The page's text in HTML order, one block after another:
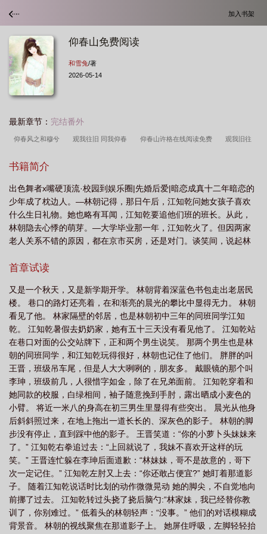
加入书架
仰春山免费阅读
和雪兔/著
2026-05-14
最新章节： 完结番外
仰春风之和穆兮 观我往旧 同我仰春 仰春山许格在线阅读免费 观我旧往
古言 仰春
剧免费 仰春什么意思 仰春 和雪兔 听百鸟之鸣悲什么意思 观我就往同
我仰春 仰春山漫剧 仰春山阮禾许格 仰春电视剧 知我晦暗 仰春山短
剧免费观看全集 仰春免费阅读 观己旧往 仰春林朝江知乾 仰春免费阅读
林朝 许我春朝观我旧往 庄子观我旧往 同我仰春 仰春橱柜门板 同仰
读
书籍简介
出色舞者x嘴硬顶流·校园到娱乐圈|先婚后爱|暗恋成真十二年暗恋的
少年成了枕边人。—林朝记得，那日午后，江知乾问她女孩子喜欢
什么生日礼物。她也略有耳闻，江知乾要追他们班的班长。从此，
林朝隐去心悸的萌芽。—大学毕业那一年，江知乾火了。但因两家
老人关系不错的原因，都在京市买房，还是对门。谈笑间，说起林
道，她与江知乾只是父母之命媒妁之言，没有什么真情。—江知
形象脱颖而出，成为万千粉丝心中的白月光。正当事业如日中天之
时，他毅然决然地宣布了已婚的消息。江知乾v:长辈都喜欢的。瞬间
掀起了舆论的滔天巨浪。粉丝与路人为之扼腕叹息，不解为何这样
一位才华横溢、风华正茂的偶像，会因为孝顺将自己束缚于婚姻的
框架内，与一位并无深情厚意的伴侣共度余生。直到两人上《我家
小两口》观察综艺——镜头里，江知乾的眼神温柔如水，每一个细
微的动作都透露着对林朝的宠溺。“林朝，我来做饭。”“林朝，我来
洗。”“林朝，我来……”观众:长辈都喜欢的？你也很喜欢好不好！考
古之后。观众:这是什么青梅竹马从校园到婚纱走进现实版！★【繁
华中学六人寝】系列，《仰春》《盛宴枷锁》《白昼星光》《爱为
她加冕》《荒渡》女主们同寝室
首章试读
又是一个秋天，又是新学期开学。 林朝背着深蓝色书包走出老居民
楼。 巷口的路灯还亮着，在和渐亮的晨光的攀比中显得无力。 林朝
看见了他。 林家隔壁的邻居，也是林朝初中三年的同班同学江知
乾。 江知乾暑假去奶奶家，她有五十三天没有看见他了。 江知乾站
在巷口对面的公交站牌下，正和两个男生说笑。 那两个男生也是林
朝的同班同学，和江知乾玩得很好，林朝也记住了他们。 胖胖的叫
王晋，班级吊车尾，但是人大大咧咧的，朋友多。 戴眼镜的那个叫
李珅，班级前几，人很惜字如金，除了在兄弟面前。 江知乾穿着和
她同款的校服，白绿相间，袖子随意挽到手肘，露出晒成小麦色的
小臂。 将近一米八的身高在初三男生里显得有些突出。 晨光从他身
后斜斜照过来，在地上拖出一道长长的、深灰色的影子。 林朝的脚
步没有停止，直到踩中他的影子。 王晋笑道：“你的小萝卜头妹妹来
了。” 江知乾右拳追过去：“上回就说了，我妹不喜欢开这样的玩
笑。” 王晋连忙躲在李珅后面道歉：“林妹妹，哥不是故意的，哥下
次一定记住。” 江知乾左肘又上去：“你还敢占便宜?” 她盯着那道影
子。 随着江知乾说话时比划的动作微微晃动 她的脚尖，不自觉地向
前挪了过去。 江知乾转过头挠了挠后脑勺:“林家妹，我已经替你教
训了，你别难过。” 低着头的林朝轻声：“没事。” 他们的对话模糊成
背景音。 林朝的视线聚焦在那道影子上。 她屏住呼吸，左脚轻轻抬